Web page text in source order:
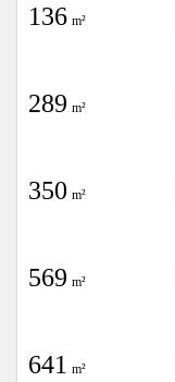
136 m²
289 m²
350 m²
569 m²
641 m²